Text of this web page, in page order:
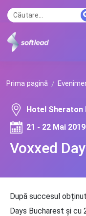
Prima pagină
Voxxed
Hotel Sheraton
21 - 22 Mai 2019
După succesul
Days Bucharest și cu